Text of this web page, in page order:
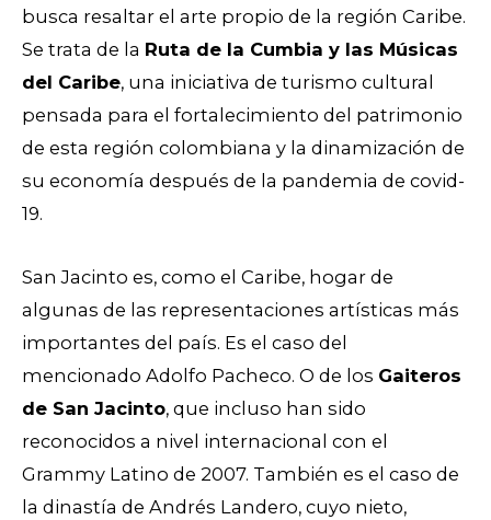
busca resaltar el arte propio de la región Caribe.
Se trata de la Ruta de la Cumbia y las Músicas
del Caribe, una iniciativa de turismo cultural
pensada para el fortalecimiento del patrimonio
de esta región colombiana y la dinamización de
su economía después de la pandemia de covid-
19.
San Jacinto es, como el Caribe, hogar de
algunas de las representaciones artísticas más
importantes del país. Es el caso del
mencionado Adolfo Pacheco. O de los Gaiteros
de San Jacinto, que incluso han sido
reconocidos a nivel internacional con el
Grammy Latino de 2007. También es el caso de
la dinastía de Andrés Landero, cuyo nieto,